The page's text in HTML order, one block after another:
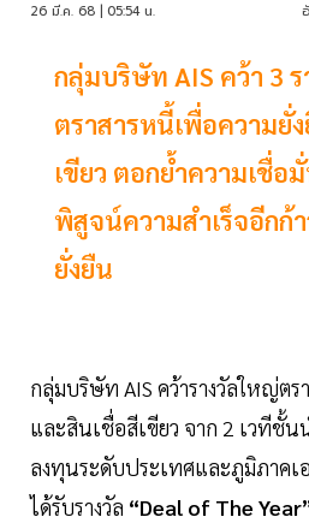
26 มี.ค. 68 | 05:54 น.
กลุ่มบริษัท AIS คว้า 3 ร
ตราสารหนี้เพื่อความยั่
เขียว ตอกย้ำความเชื่
พิสูจน์ความสำเร็จอีกก้
ยั่งยืน
กลุ่มบริษัท AIS คว้ารางวัลใหญ่ต
และสินเชื่อสีเขียว จาก 2 เวทีชั้น
ลงทุนระดับประเทศและภูมิภาคเ
ได้รับรางวัล “Deal of The